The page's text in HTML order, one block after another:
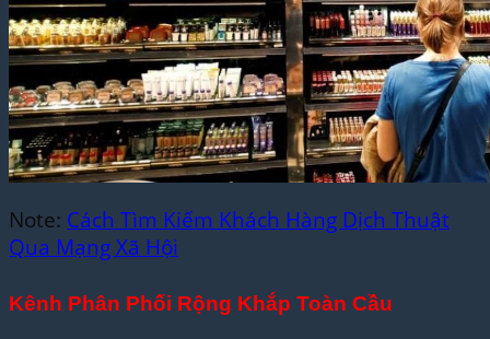
Note: Cách Tìm Kiếm Khách Hàng Dịch Thuật
Qua Mạng Xã Hội
Kênh Phân Phối Rộng Khắp Toàn Cầu